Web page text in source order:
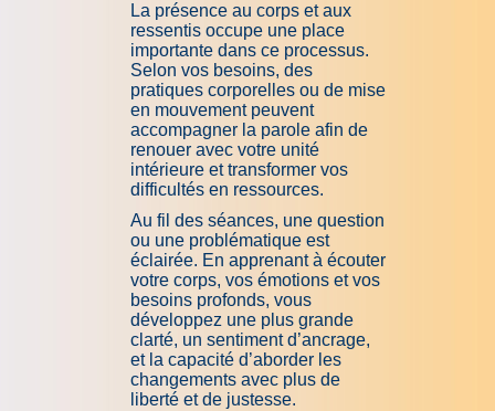
La présence au corps et aux
ressentis occupe une place
importante dans ce processus.
Selon vos besoins, des
pratiques corporelles ou de mise
en mouvement peuvent
accompagner la parole afin de
renouer avec votre unité
intérieure et transformer vos
difficultés en ressources.
Au fil des séances, une question
ou une problématique est
éclairée. En apprenant à écouter
votre corps, vos émotions et vos
besoins profonds, vous
développez une plus grande
clarté, un sentiment d’ancrage,
et la capacité d’aborder les
changements avec plus de
liberté et de justesse.